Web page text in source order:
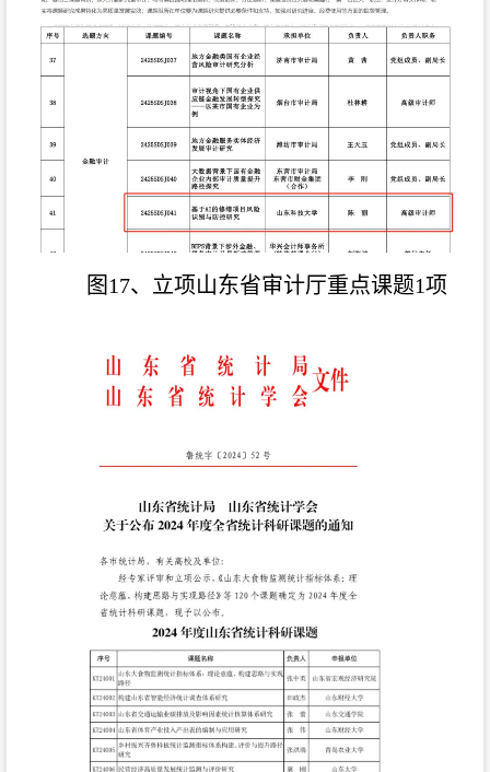
图17、立项山东省审计厅重点课题1项